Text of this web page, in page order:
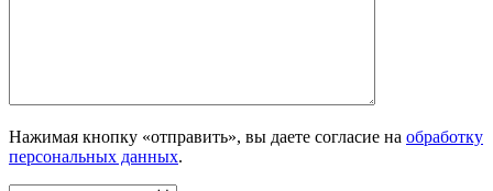
Нажимая кнопку «отправить», вы даете согласие на обработку
персональных данных.